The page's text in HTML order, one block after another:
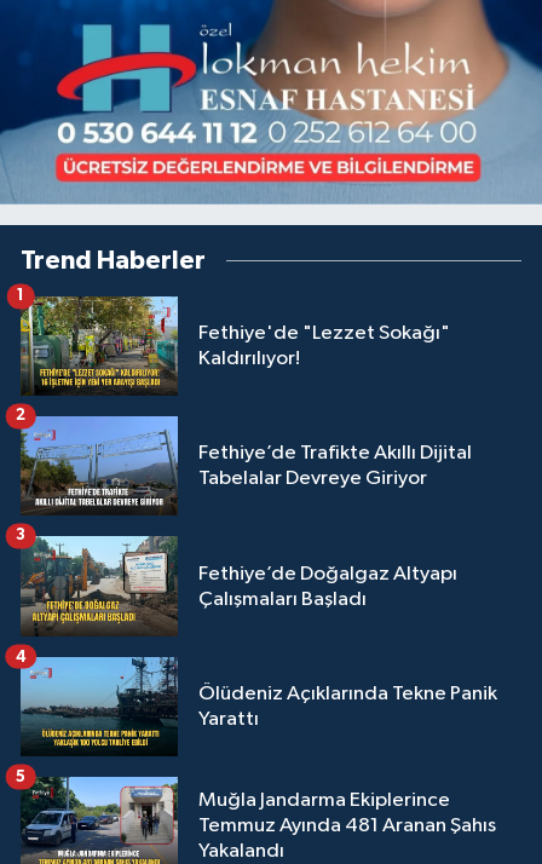
Trend Haberler
Fethiye'de "Lezzet Sokağı"
Kaldırılıyor!
Fethiye’de Trafikte Akıllı Dijital
Tabelalar Devreye Giriyor
2
Fethiye’de Doğalgaz Altyapı
Çalışmaları Başladı
3
Ölüdeniz Açıklarında Tekne Panik
Yarattı
4
Muğla Jandarma Ekiplerince
Temmuz Ayında 481 Aranan Şahıs
Yakalandı
5